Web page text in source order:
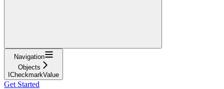
Navigation
Objects
ICheckmarkValue
Get Started